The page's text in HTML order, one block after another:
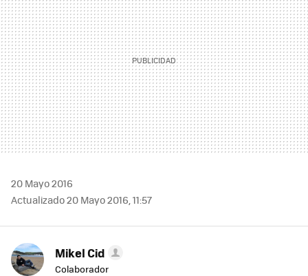
20 Mayo 2016
Actualizado 20 Mayo 2016, 11:57
Mikel Cid
Colaborador